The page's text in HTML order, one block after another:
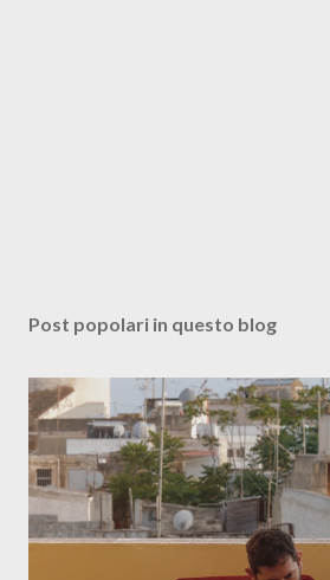
Post popolari in questo blog